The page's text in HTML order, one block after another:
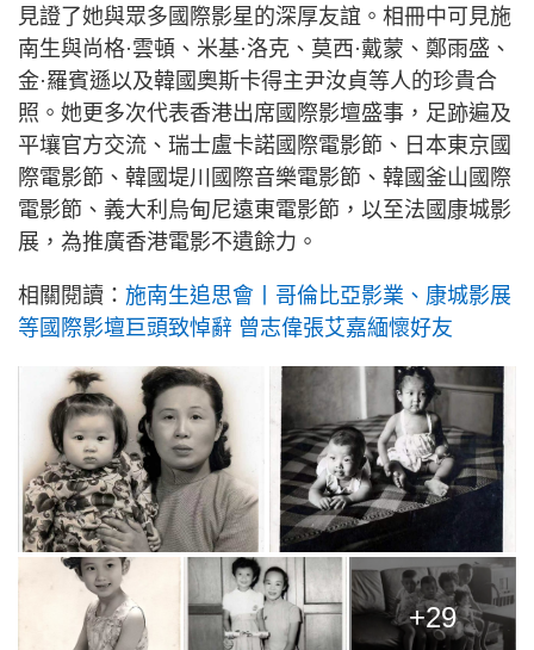
見證了她與眾多國際影星的深厚友誼。相冊中可見施
南生與尚格·雲頓、米基·洛克、莫西·戴蒙、鄭雨盛、
金·羅賓遜以及韓國奧斯卡得主尹汝貞等人的珍貴合
照。她更多次代表香港出席國際影壇盛事，足跡遍及
平壤官方交流、瑞士盧卡諾國際電影節、日本東京國
際電影節、韓國堤川國際音樂電影節、韓國釜山國際
電影節、義大利烏甸尼遠東電影節，以至法國康城影
展，為推廣香港電影不遺餘力。
相關閱讀： 施南生追思會丨哥倫比亞影業、康城影展
等國際影壇巨頭致悼辭 曾志偉張艾嘉緬懷好友
+29